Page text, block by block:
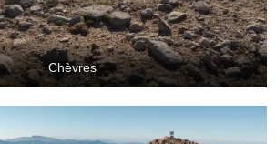
Chèvres